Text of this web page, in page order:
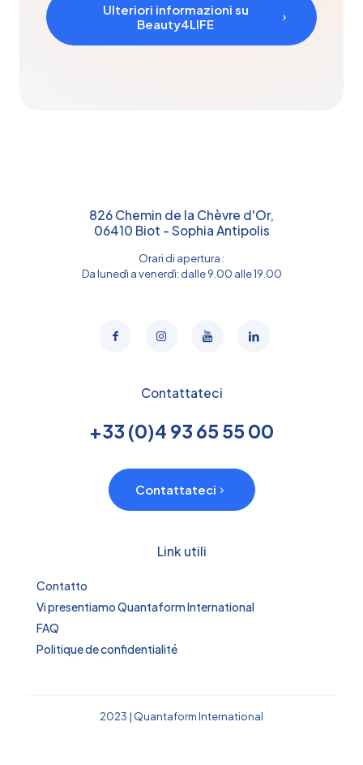
Ulteriori informazioni su
Beauty4LIFE
826 Chemin de la Chèvre d'Or,
06410 Biot - Sophia Antipolis
Orari di apertura :
Da lunedì a venerdì: dalle 9.00 alle 19.00
Contattateci
+33 (0)4 93 65 55 00
Contattateci
Link utili
Contatto
Vi presentiamo Quantaform International
FAQ
Politique de confidentialité
2023 | Quantaform International